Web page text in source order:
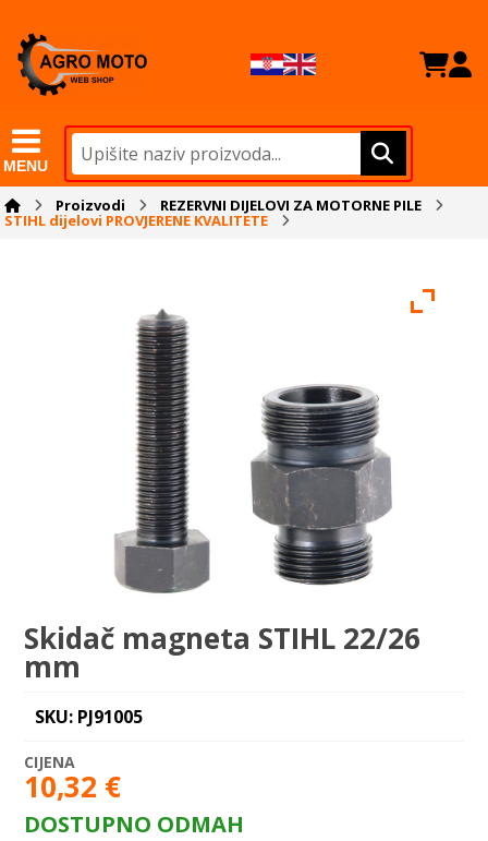
MENU
Proizvodi REZERVNI DIJELOVI ZA MOTORNE PILE
STIHL dijelovi PROVJERENE KVALITETE
Skidač magneta STIHL 22/26
mm
SKU: PJ91005
10,32 €
DOSTUPNO ODMAH